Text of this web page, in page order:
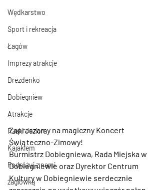
Wędkarstwo
Sport i rekreacja
Łagów
Imprezy atrakcje
Drezdenko
Dobiegniew
Atrakcje
Rzeki Jeziora
Kajakiem
Podróżuj z nami
żaglówką
Zapraszamy na magiczny Koncert
Świąteczno-Zimowy!
Burmistrz Dobiegniewa, Rada Miejska w
Dobiegniewie oraz Dyrektor Centrum
Kultury w Dobiegniewie serdecznie